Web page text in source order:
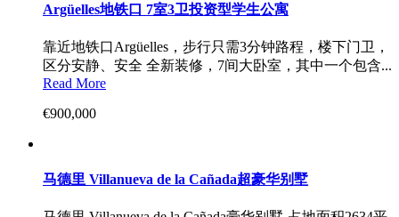
Argüelles地铁口 7室3卫投资型学生公寓
靠近地铁口Argüelles，步行只需3分钟路程，楼下门卫，
区分安静、安全 全新装修，7间大卧室，其中一个包含...
Read More
€900,000
马德里 Villanueva de la Cañada超豪华别墅